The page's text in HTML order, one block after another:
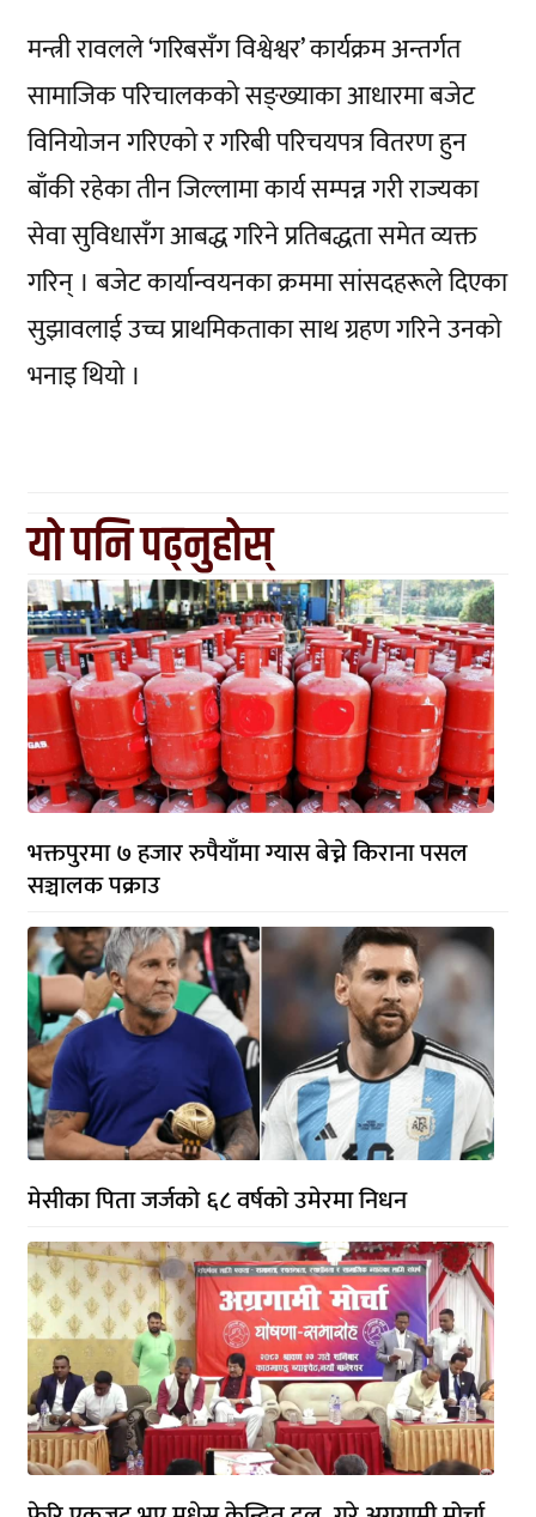
मन्त्री रावलले ‘गरिबसँग विश्वेश्वर’ कार्यक्रम अन्तर्गत
सामाजिक परिचालकको सङ्ख्याका आधारमा बजेट
विनियोजन गरिएको र गरिबी परिचयपत्र वितरण हुन
बाँकी रहेका तीन जिल्लामा कार्य सम्पन्न गरी राज्यका
सेवा सुविधासँग आबद्ध गरिने प्रतिबद्धता समेत व्यक्त
गरिन् । बजेट कार्यान्वयनका क्रममा सांसदहरूले दिएका
सुझावलाई उच्च प्राथमिकताका साथ ग्रहण गरिने उनको
भनाइ थियो ।
यो पनि पढ्नुहोस्
भक्तपुरमा ७ हजार रुपैयाँमा ग्यास बेच्ने किराना पसल
सञ्चालक पक्राउ
मेसीका पिता जर्जको ६८ वर्षको उमेरमा निधन